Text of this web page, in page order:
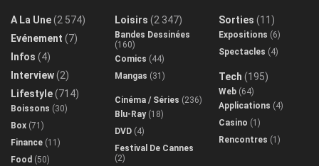
A La Une(2 574)
Evénement (7)
Infos (4)
Interview(2)
Lifestyle(714)
Boissons (30)
Box (71)
Finance (11)
Food (50)
Loisirs (2 347)
Bandes Dessinées
(160)
Comics (44)
Mangas (31)
Cinéma / Séries (236)
Blu-Ray(18)
DVD (4)
Festival De Cannes
(2)
Sorties (11)
Expositions (6)
Spectacles (4)
Tech (195)
Web (64)
Applications (4)
Casino (1)
Rencontres (1)